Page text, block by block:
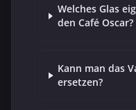
Welches Glas
den Café Oscar?
Kann man das
ersetzen?